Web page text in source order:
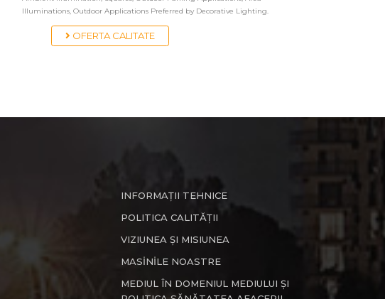
Illuminations, Outdoor Applications Preferred by Decorative Lighting.
OFERTA CALITATE
INFORMAȚII TEHNICE
POLITICA CALITĂȚII
VIZIUNEA ȘI MISIUNEA
MASİNİLE NOASTRE
MEDIUL ÎN DOMENIUL MEDIULUI ȘI